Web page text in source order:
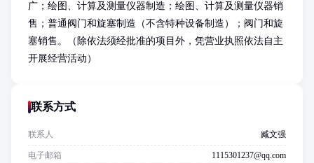
广；绘图、计算及测量仪器制造；绘图、计算及测量仪器销
售；普通阀门和旋塞制造（不含特种设备制造）；阀门和旋
塞销售。（除依法须经批准的项目外，凭营业执照依法自主
开展经营活动）
联系方式
联系人 臧文强
电子邮箱 1115301237@qq.com